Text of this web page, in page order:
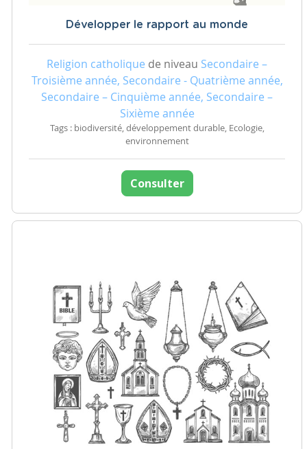
Développer le rapport au monde
Religion catholique de niveau Secondaire –
Troisième année, Secondaire - Quatrième année,
Secondaire – Cinquième année, Secondaire –
Sixième année
Tags : biodiversité, développement durable, Ecologie,
environnement
Consulter